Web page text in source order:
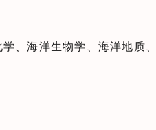
、海洋生物学、海洋地质、